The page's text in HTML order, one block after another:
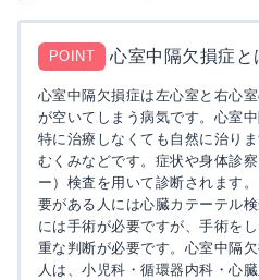
POINT 心室中隔欠損症と
心室中隔欠損症は左心室と右心
が空いてしまう病気です。心室
特に治療しなくても自然に治り
むくみなどです。症状や身体診
ー）検査を用いて診断されます
要がある人には心臓カテーテル
には手術が必要ですが、手術を
重な判断が必要です。心室中隔
人は、小児科・循環器内科・心